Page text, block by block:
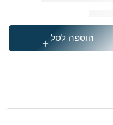
הוספה לסל